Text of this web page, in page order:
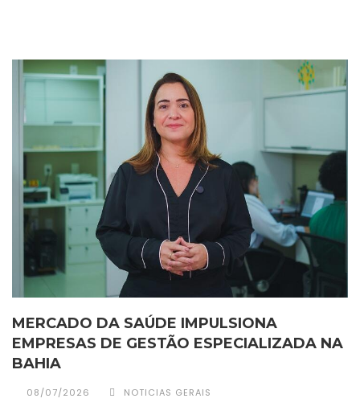
MERCADO DA SAÚDE IMPULSIONA
EMPRESAS DE GESTÃO ESPECIALIZADA NA
BAHIA
08/07/2026 NOTICIAS GERAIS